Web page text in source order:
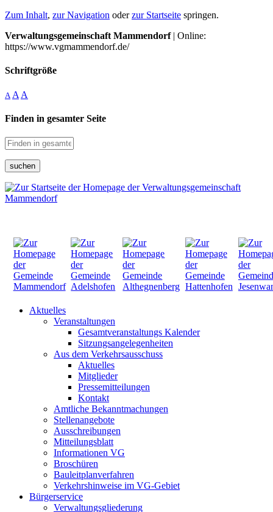
Zum Inhalt, zur Navigation oderzur Startseite springen.
Verwaltungsgemeinschaft Mammendorf| Online:
https://www.vgmammendorf.de/
Schriftgröße
A A A
Finden in gesamter Seite
suchen
Aktuelles
Veranstaltungen
Gesamtveranstaltungs Kalender
Sitzungsangelegenheiten
Aus dem Verkehrsausschuss
Aktuelles
Mitglieder
Pressemitteilungen
Kontakt
Amtliche Bekanntmachungen
Stellenangebote
Ausschreibungen
Mitteilungsblatt
Informationen VG
Broschüren
Bauleitplanverfahren
Verkehrshinweise im VG-Gebiet
Bürgerservice
Verwaltungsgliederung